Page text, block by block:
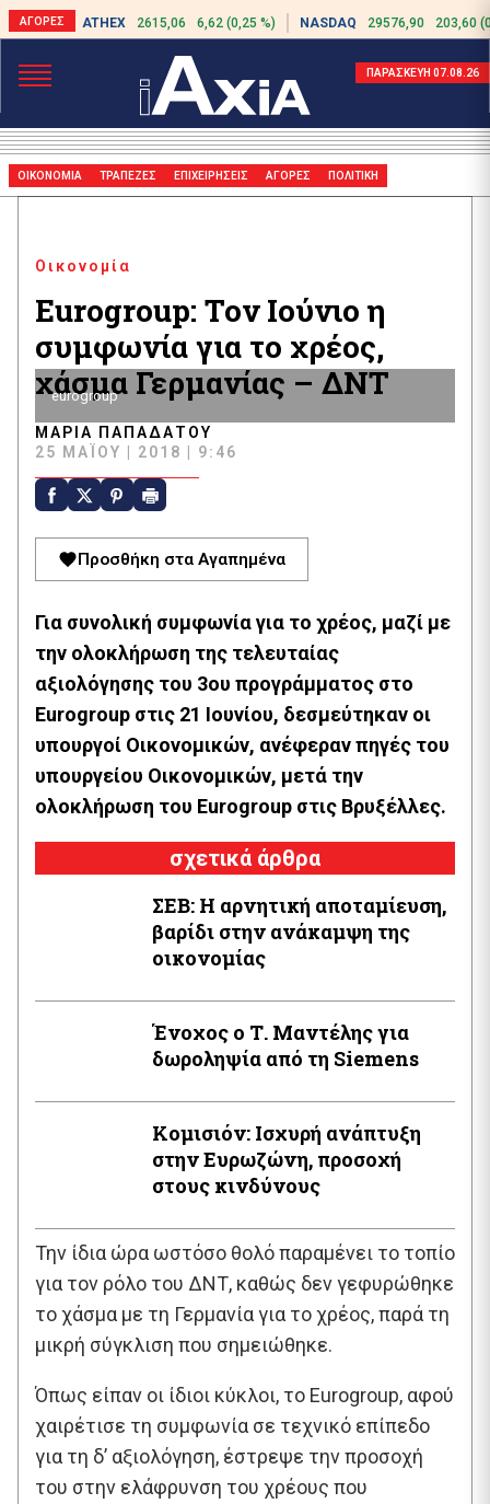
ATHEX 2615,06 6,62 (0,25 %) NASDAQ 29576,90 203,60
ΠΑΡΑΣΚΕΥΗ 07.08.26
ΟΙΚΟΝΟΜΙΑ ΤΡΑΠΕΖΕΣ ΕΠΙΧΕΙΡΗΣΕΙΣ ΑΓΟΡΕΣ ΠΟΛΙΤΙΚΗ
Οικονομία
Eurogroup: Τον Ιούνιο η
συμφωνία για το χρέος,
χάσμα Γερμανίας – ΔΝΤ
eurogroup
ΜΑΡΊΑ ΠΑΠΑΔΆΤΟΥ
25 ΜΑΪ́ΟΥ | 2018 | 9:46
Προσθήκη στα Αγαπημένα
Για συνολική συμφωνία για το χρέος, μαζί με
την ολοκλήρωση της τελευταίας
αξιολόγησης του 3ου προγράμματος στο
Eurogroup στις 21 Ιουνίου, δεσμεύτηκαν οι
υπουργοί Οικονομικών, ανέφεραν πηγές του
υπουργείου Οικονομικών, μετά την
ολοκλήρωση του Eurogroup στις Βρυξέλλες.
σχετικά άρθρα
ΣΕΒ: Η αρνητική αποταμίευση,
βαρίδι στην ανάκαμψη της
οικονομίας
Ένοχος ο Τ. Μαντέλης για
δωροληψία από τη Siemens
Κομισιόν: Ισχυρή ανάπτυξη
στην Ευρωζώνη, προσοχή
στους κινδύνους
Την ίδια ώρα ωστόσο θολό παραμένει το τοπίο
για τον ρόλο του ΔΝΤ, καθώς δεν γεφυρώθηκε
το χάσμα με τη Γερμανία για το χρέος, παρά τη
μικρή σύγκλιση που σημειώθηκε.
Όπως είπαν οι ίδιοι κύκλοι, το Eurogroup, αφού
χαιρέτισε τη συμφωνία σε τεχνικό επίπεδο
για τη δ’ αξιολόγηση, έστρεψε την προσοχή
του στην ελάφρυνση του χρέους που